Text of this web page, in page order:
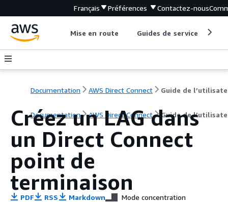
Français Préférences Contactez-nous
Mise en route Guides de service
Documentation AWS Direct Connect Guide de
Documentation AWS Direct Connect Guide de
Créez un LAG dans
un Direct Connect
point de
terminaison
PDF RSS Markdown Mode concentration